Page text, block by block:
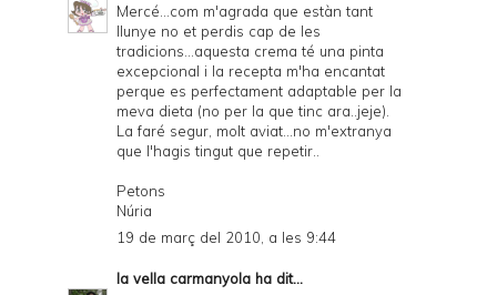
Mercé...com m'agrada que estàn tant
llunye no et perdis cap de les
tradicions...aquesta crema té una pinta
excepcional i la recepta m'ha encantat
perque es perfectament adaptable per la
meva dieta (no per la que tinc ara..jeje).
La faré segur, molt aviat...no m'extranya
que l'hagis tingut que repetir..
Petons
Núria
19 de març del 2010, a les 9:44
la vella carmanyola ha dit...